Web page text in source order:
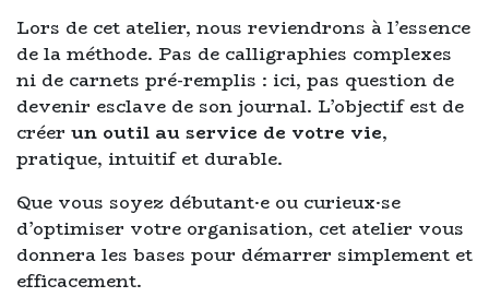
Lors de cet atelier, nous reviendrons à l’essence
de la méthode. Pas de calligraphies complexes
ni de carnets pré-remplis : ici, pas question de
devenir esclave de son journal. L’objectif est de
créer un outil au service de votre vie,
pratique, intuitif et durable.
Que vous soyez débutant·e ou curieux·se
d’optimiser votre organisation, cet atelier vous
donnera les bases pour démarrer simplement et
efficacement.